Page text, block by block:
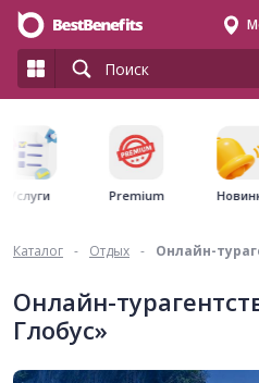
Услуги Premium
Каталог - Отдых - Онлайн-
Онлайн-
Глобус»